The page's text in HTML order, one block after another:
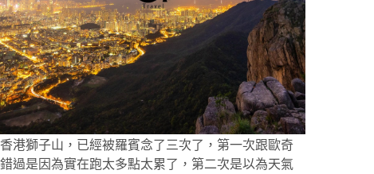
香港獅子山，已經被羅賓念了三次了，第一次跟歐奇
錯過是因為實在跑太多點太累了，第二次是以為天氣